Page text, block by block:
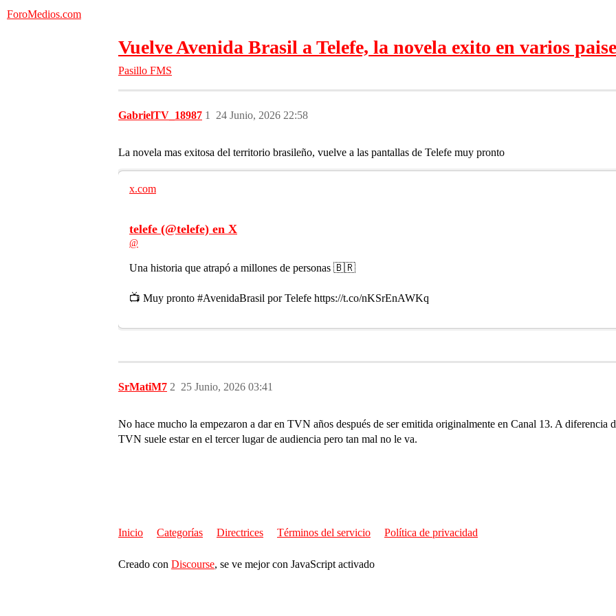
ForoMedios.com
Vuelve Avenida Brasil a Telefe, la novela exito en varios
Pasillo FMS
GabrielTV_18987 24 Junio, 2026 22:58
1
La novela mas exitosa del territorio brasileño, vuelve a las pantallas de Telefe muy pronto
x.com
telefe (@telefe) en X
@
Una historia que atrapó a millones de personas 🇧🇷
📺 Muy pronto #AvenidaBrasil por Telefe https://t.co/nKSrEnAWKq
SrMatiM7 25 Junio, 2026 03:41
2
No hace mucho la empezaron a dar en TVN años después de ser emitida originalmente en Canal 13. A diferencia
TVN suele estar en el tercer lugar de audiencia pero tan mal no le va.
Inicio Categorías Directrices Términos del servicio Política de privacidad
Creado con Discourse, se ve mejor con JavaScript activado